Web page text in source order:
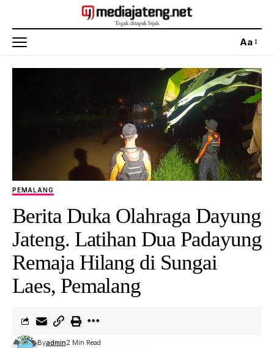
Aa
PEMALANG
Berita Duka Olahraga Dayung
Jateng. Latihan Dua Padayung
Remaja Hilang di Sungai
Laes, Pemalang
Byadmin2 Min Read